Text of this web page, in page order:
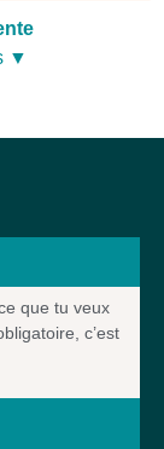
▼
que tu veux
c’est